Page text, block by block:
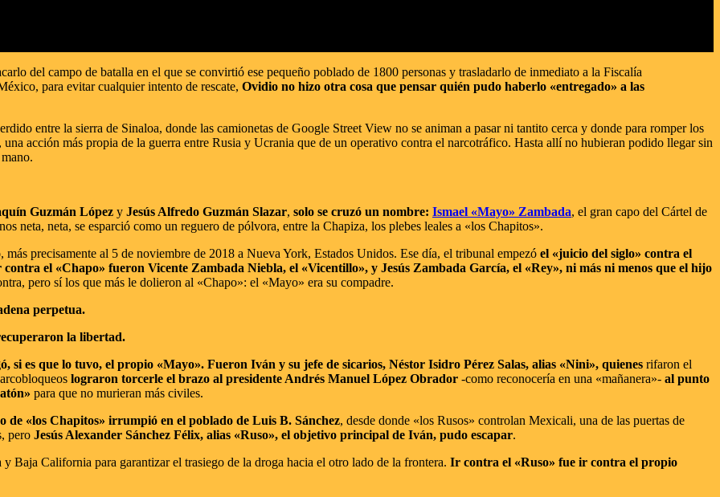
del campo de batalla en el que se convirtió ese pequeño poblado de 1800 personas y trasladarlo de inmediato a la Fiscalía
para evitar cualquier intento de rescate, Ovidio no hizo otra cosa que pensar quién pudo haberlo «entregado» a las
entre la sierra de Sinaloa, donde las camionetas de Google Street View no se animan a pasar ni tantito cerca y donde para romper los
acción más propia de la guerra entre Rusia y Ucrania que de un operativo contra el narcotráfico. Hasta allí no hubieran podido llegar sin
Guzmán López y Jesús Alfredo Guzmán Slazar, solo se cruzó un nombre: Ismael «Mayo» Zambada, el gran capo del Cártel de
neta, neta, se esparció como un reguero de pólvora, entre la Chapiza, los plebes leales a «los Chapitos».
, más precisamente al 5 de noviembre de 2018 a Nueva York, Estados Unidos. Ese día, el tribunal empezó el «juicio del siglo» contra el
el «Chapo» fueron Vicente Zambada Niebla, el «Vicentillo», y Jesús Zambada García, el «Rey», ni más ni menos que el hijo
pero sí los que más le dolieron al «Chapo»: el «Mayo» era su compadre.
perpetua.
la libertad.
si es que lo tuvo, el propio «Mayo». Fueron Iván y su jefe de sicarios, Néstor Isidro Pérez Salas, alias «Nini», quienes rifaron el
lograron torcerle el brazo al presidente Andrés Manuel López Obrador -como reconocería en una «mañanera»- al punto
para que no murieran más civiles.
de «los Chapitos» irrumpió en el poblado de Luis B. Sánchez, desde donde «los Rusos» controlan Mexicali, una de las puertas de
pero Jesús Alexander Sánchez Félix, alias «Ruso», el objetivo principal de Iván, pudo escapar.
Baja California para garantizar el trasiego de la droga hacia el otro lado de la frontera. Ir contra el «Ruso» fue ir contra el propio